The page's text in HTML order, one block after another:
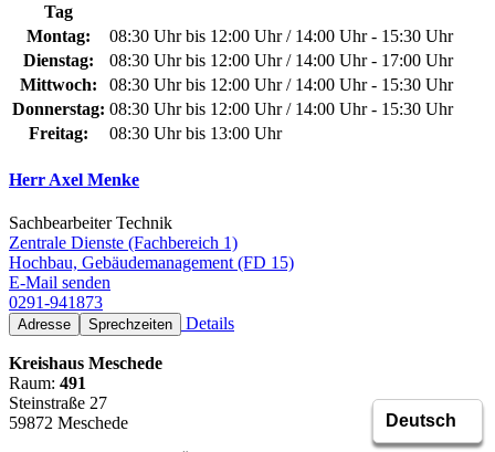
Tag
Montag:
08:30 Uhr bis 12:00 Uhr / 14:00 Uhr - 15:30 Uhr
Dienstag:
08:30 Uhr bis 12:00 Uhr / 14:00 Uhr - 17:00 Uhr
Mittwoch:
08:30 Uhr bis 12:00 Uhr / 14:00 Uhr - 15:30 Uhr
Donnerstag: 08:30 Uhr bis 12:00 Uhr / 14:00 Uhr - 15:30 Uhr
Freitag:
08:30 Uhr bis 13:00 Uhr
Herr Axel Menke
Sachbearbeiter Technik
Zentrale Dienste (Fachbereich 1)
Hochbau, Gebäudemanagement (FD 15)
E-Mail senden
0291-941873
Adresse Sprechzeiten Details
Kreishaus Meschede
Raum: 491
Steinstraße 27
59872 Meschede